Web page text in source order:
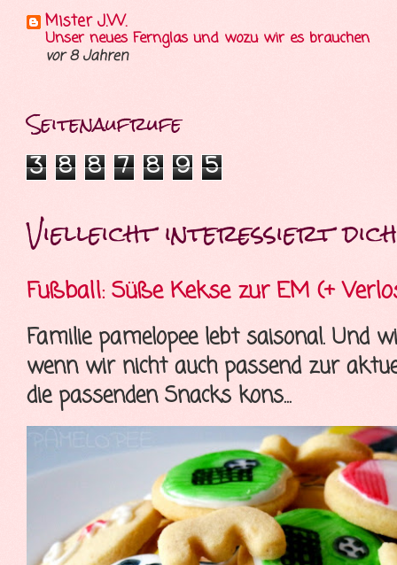
Mister J.W.
Unser neues Fernglas und wozu wir es brauchen
vor 8 Jahren
Seitenaufrufe
3 8 8 7 8 9 5
Vielleicht interessiert dich
Fußball: Süße Kekse zur EM (+
Familie pamelopee lebt saisonal. Und
wenn wir nicht auch passend zur
die passenden Snacks kons...